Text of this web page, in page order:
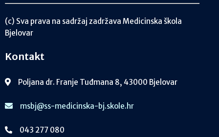
(c) Sva prava na sadržaj zadržava Medicinska škola
Bjelovar
Kontakt
Poljana dr. Franje Tuđmana 8, 43000 Bjelovar
msbj@ss-medicinska-bj.skole.hr
043 277 080